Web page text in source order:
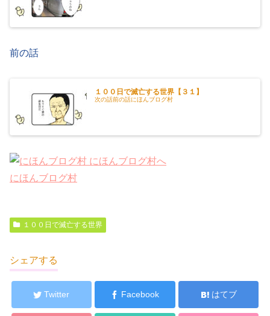
前の話
１００日で滅亡する世界【３１】
次の話前の話にほんブログ村
にほんブログ村
１００日で滅亡する世界
シェアする
Twitter Facebook はてブ